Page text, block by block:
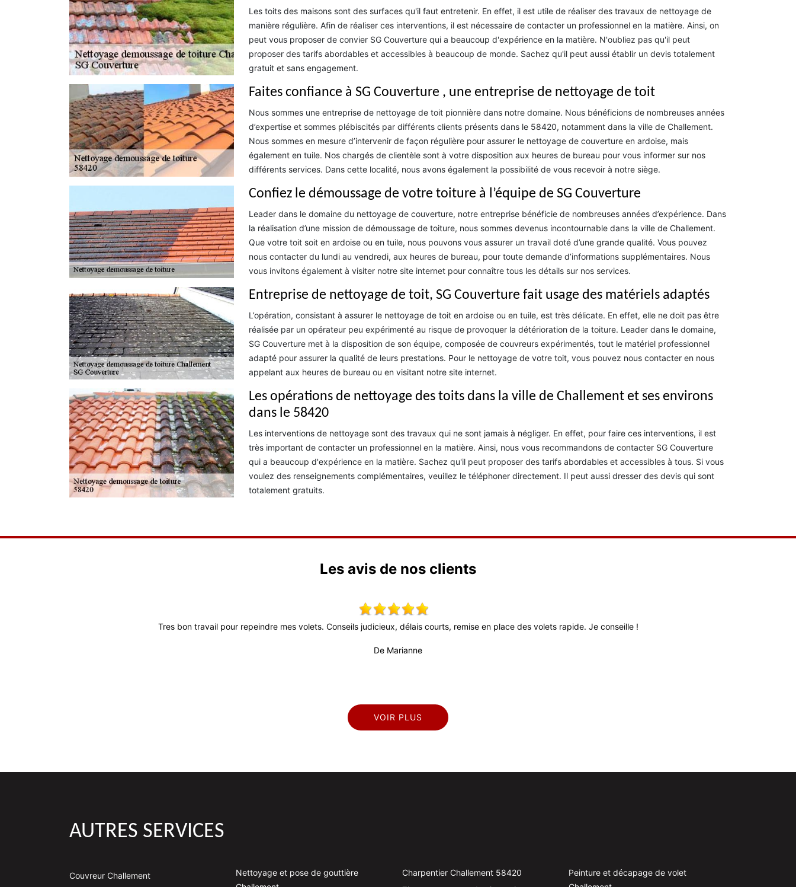
Les toits des maisons sont des surfaces qu'il faut entretenir. En effet, il est utile de réaliser des travaux de nettoyage de
manière régulière. Afin de réaliser ces interventions, il est nécessaire de contacter un professionnel en la matière. Ainsi, on
peut vous proposer de convier SG Couverture qui a beaucoup d'expérience en la matière. N'oubliez pas qu'il peut
proposer des tarifs abordables et accessibles à beaucoup de monde. Sachez qu'il peut aussi établir un devis totalement
gratuit et sans engagement.
Faites confiance à SG Couverture , une entreprise de nettoyage de toit
Nous sommes une entreprise de nettoyage de toit pionnière dans notre domaine. Nous bénéficions de nombreuses années
d’expertise et sommes plébiscités par différents clients présents dans le 58420, notamment dans la ville de Challement.
Nous sommes en mesure d’intervenir de façon régulière pour assurer le nettoyage de couverture en ardoise, mais
également en tuile. Nos chargés de clientèle sont à votre disposition aux heures de bureau pour vous informer sur nos
différents services. Dans cette localité, nous avons également la possibilité de vous recevoir à notre siège.
Confiez le démoussage de votre toiture à l’équipe de SG Couverture
Leader dans le domaine du nettoyage de couverture, notre entreprise bénéficie de nombreuses années d’expérience. Dans
la réalisation d’une mission de démoussage de toiture, nous sommes devenus incontournable dans la ville de Challement.
Que votre toit soit en ardoise ou en tuile, nous pouvons vous assurer un travail doté d’une grande qualité. Vous pouvez
nous contacter du lundi au vendredi, aux heures de bureau, pour toute demande d’informations supplémentaires. Nous
vous invitons également à visiter notre site internet pour connaître tous les détails sur nos services.
Entreprise de nettoyage de toit, SG Couverture fait usage des matériels adaptés
L’opération, consistant à assurer le nettoyage de toit en ardoise ou en tuile, est très délicate. En effet, elle ne doit pas être
réalisée par un opérateur peu expérimenté au risque de provoquer la détérioration de la toiture. Leader dans le domaine,
SG Couverture met à la disposition de son équipe, composée de couvreurs expérimentés, tout le matériel professionnel
adapté pour assurer la qualité de leurs prestations. Pour le nettoyage de votre toit, vous pouvez nous contacter en nous
appelant aux heures de bureau ou en visitant notre site internet.
Les opérations de nettoyage des toits dans la ville de Challement et ses environs
dans le 58420
Les interventions de nettoyage sont des travaux qui ne sont jamais à négliger. En effet, pour faire ces interventions, il est
très important de contacter un professionnel en la matière. Ainsi, nous vous recommandons de contacter SG Couverture
qui a beaucoup d'expérience en la matière. Sachez qu'il peut proposer des tarifs abordables et accessibles à tous. Si vous
voulez des renseignements complémentaires, veuillez le téléphoner directement. Il peut aussi dresser des devis qui sont
totalement gratuits.
Les avis de nos clients
Tres bon travail pour repeindre mes volets. Conseils judicieux, délais courts, remise en place des volets rapide. Je conseille !
De Marianne
VOIR PLUS
AUTRES SERVICES
Couvreur Challement
Nettoyage et pose de gouttière
Charpentier Challement 58420
Peinture et décapage de volet